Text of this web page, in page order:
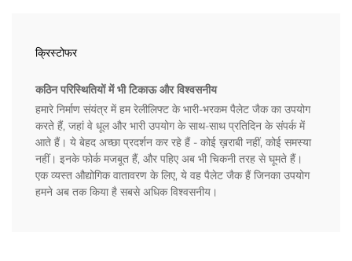
क्रिस्टोफर
कठिन परिस्थितियों में भी टिकाऊ और विश्वसनीय
हमारे निर्माण संयंत्र में हम रेलीलिफ्ट के भारी-भरकम पैलेट जैक का उपयोग
करते हैं, जहां वे धूल और भारी उपयोग के साथ-साथ प्रतिदिन के संपर्क में
आते हैं। ये बेहद अच्छा प्रदर्शन कर रहे हैं - कोई ख़राबी नहीं, कोई समस्या
नहीं। इनके फोर्क मजबूत हैं, और पहिए अब भी चिकनी तरह से घूमते हैं।
एक व्यस्त औद्योगिक वातावरण के लिए, ये वह पैलेट जैक हैं जिनका उपयोग
हमने अब तक किया है सबसे अधिक विश्वसनीय।